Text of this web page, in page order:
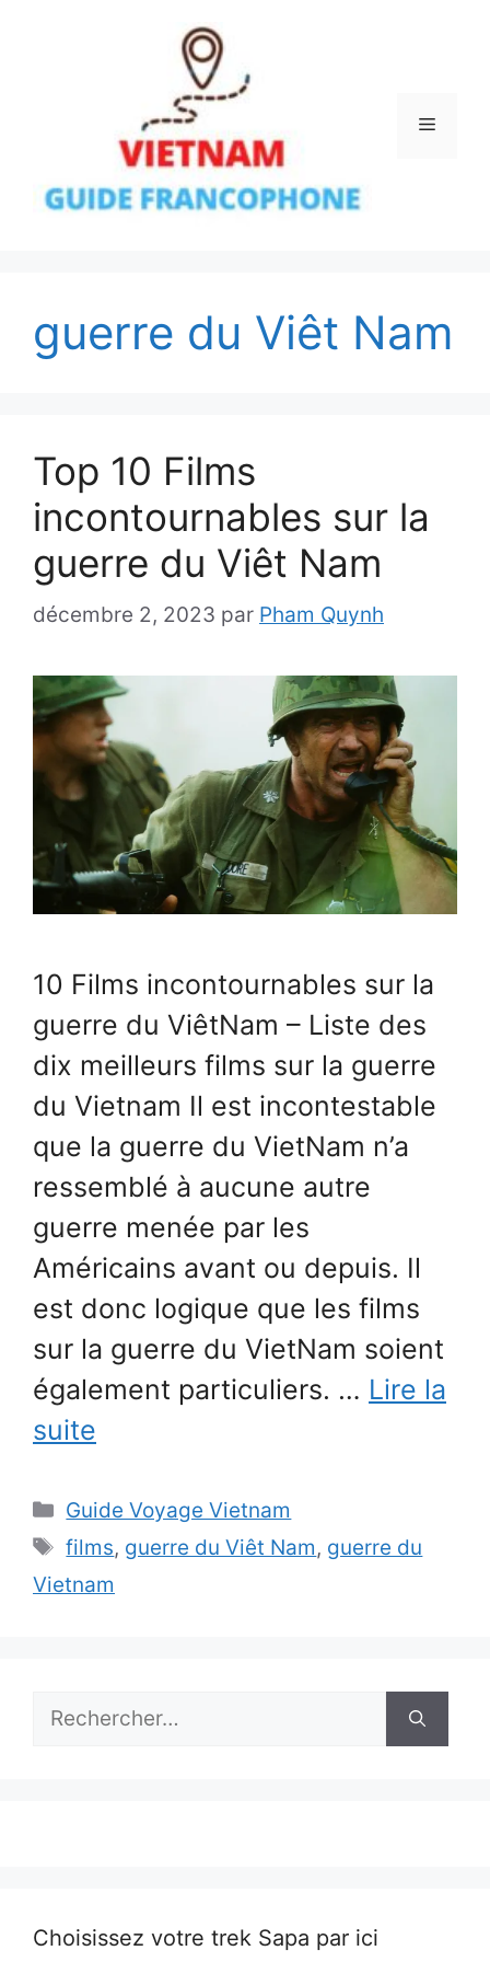
Menu
guerre du Viêt Nam
Top 10 Films
incontournables sur la
guerre du Viêt Nam
décembre 2, 2023 par Pham Quynh
10 Films incontournables sur la
guerre du ViêtNam – Liste des
dix meilleurs films sur la guerre
du Vietnam Il est incontestable
que la guerre du VietNam n’a
ressemblé à aucune autre
guerre menée par les
Américains avant ou depuis. Il
est donc logique que les films
sur la guerre du VietNam soient
également particuliers. … Lire la
suite
Catégories
Guide Voyage Vietnam
Étiquettes
films, guerre du Viêt Nam, guerre du
Vietnam
Rechercher :
Choisissez votre trek Sapa par ici